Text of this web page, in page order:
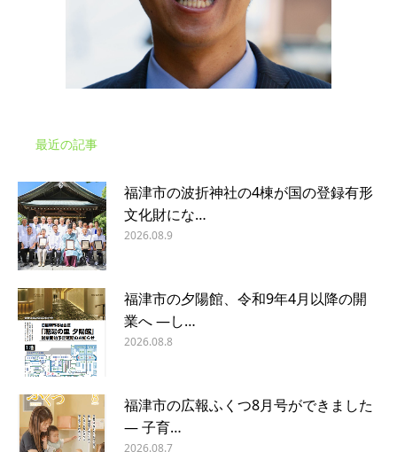
最近の記事
福津市の波折神社の4棟が国の登録有形
文化財にな…
2026.08.9
福津市の夕陽館、令和9年4月以降の開
業へ ―し…
2026.08.8
福津市の広報ふくつ8月号ができました
― 子育…
2026.08.7